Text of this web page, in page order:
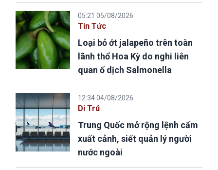
05:21 05/08/2026
Tin Tức
Loại bỏ ớt jalapeño trên toàn
lãnh thổ Hoa Kỳ do nghi liên
quan ổ dịch Salmonella
12:34 04/08/2026
Di Trú
Trung Quốc mở rộng lệnh cấm
xuất cảnh, siết quản lý người
nước ngoài